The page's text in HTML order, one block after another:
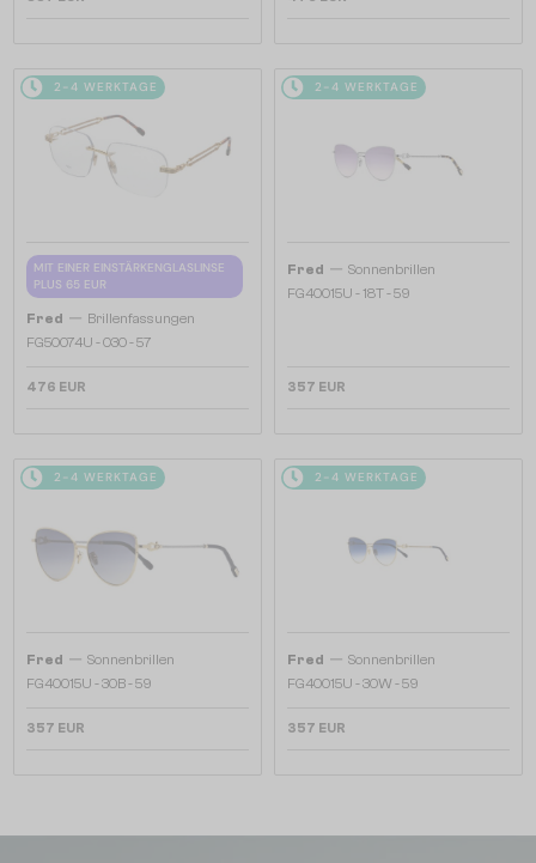
2-4 WERKTAGE
MIT EINER EINSTÄRKENGLASLINSE
PLUS 65 EUR
Fred — Brillenfassungen
FG50074U - 030 - 57
476 EUR
2-4 WERKTAGE
Fred — Sonnenbrillen
FG40015U - 18T - 59
357 EUR
2-4 WERKTAGE
Fred — Sonnenbrillen
FG40015U - 30B - 59
357 EUR
2-4 WERKTAGE
Fred — Sonnenbrillen
FG40015U - 30W - 59
357 EUR